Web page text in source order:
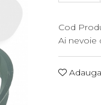
Cod
Ai nevoie